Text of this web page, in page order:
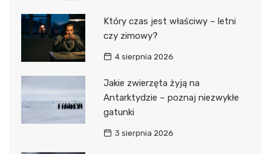
Który czas jest właściwy – letni
czy zimowy?
4 sierpnia 2026
Jakie zwierzęta żyją na
Antarktydzie – poznaj niezwykłe
gatunki
3 sierpnia 2026